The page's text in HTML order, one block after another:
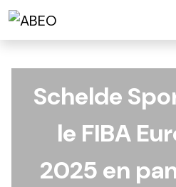
Schelde
le FIBA
2025 en